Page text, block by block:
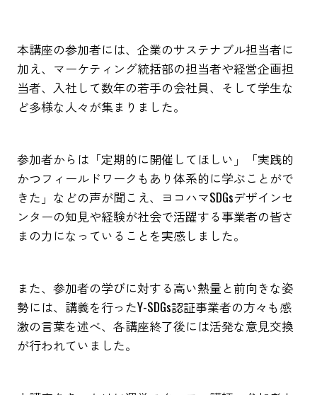
本講座の参加者には、企業のサステナブル担当者に
加え、マーケティング統括部の担当者や経営企画担
当者、入社して数年の若手の会社員、そして学生な
ど多様な人々が集まりました。
参加者からは「定期的に開催してほしい」「実践的
かつフィールドワークもあり体系的に学ぶことがで
きた」などの声が聞こえ、ヨコハマSDGsデザインセ
ンターの知見や経験が社会で活躍する事業者の皆さ
まの力になっていることを実感しました。
また、参加者の学びに対する高い熱量と前向きな姿
勢には、講義を行ったY-SDGs認証事業者の方々も感
激の言葉を述べ、各講座終了後には活発な意見交換
が行われていました。